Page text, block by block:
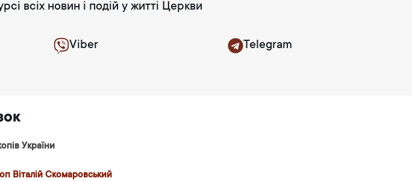
всіх новин і подій у житті Церкви
Viber Telegram
України
Віталій Скомаровський